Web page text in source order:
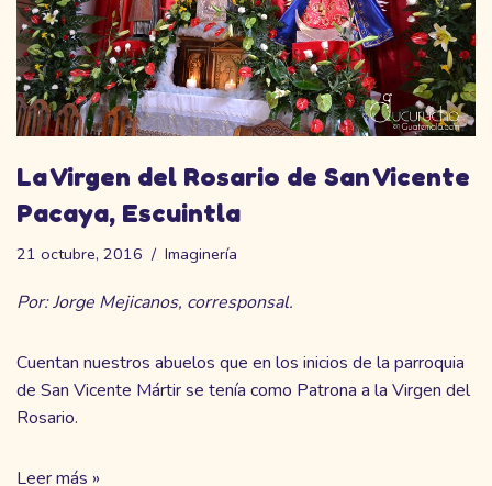
La Virgen del Rosario de San Vicente
Pacaya, Escuintla
21 octubre, 2016 Imaginería
Por: Jorge Mejicanos, corresponsal.
Cuentan nuestros abuelos que en los inicios de la parroquia
de San Vicente Mártir se tenía como Patrona a la Virgen del
Rosario.
Leer más »